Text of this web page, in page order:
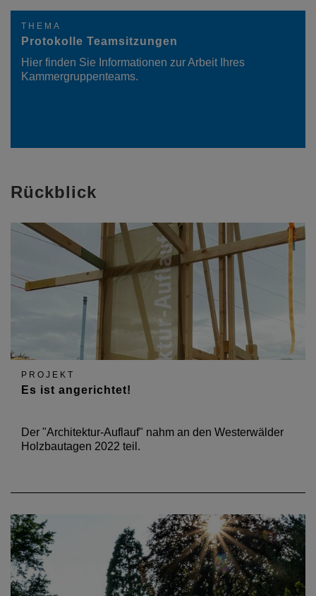
THEMA
Protokolle Teamsitzungen
Hier finden Sie Informationen zur Arbeit Ihres
Kammergruppenteams.
Rückblick
PROJEKT
Es ist angerichtet!
Der "Architektur-Auflauf" nahm an den Westerwälder
Holzbautagen 2022 teil.